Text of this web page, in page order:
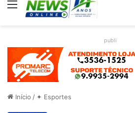
Menu
publi
Início / ✦ Esportes